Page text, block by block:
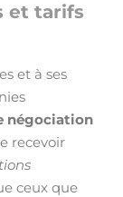
et tarifs
et à ses
négociation
recevoir
ceux que